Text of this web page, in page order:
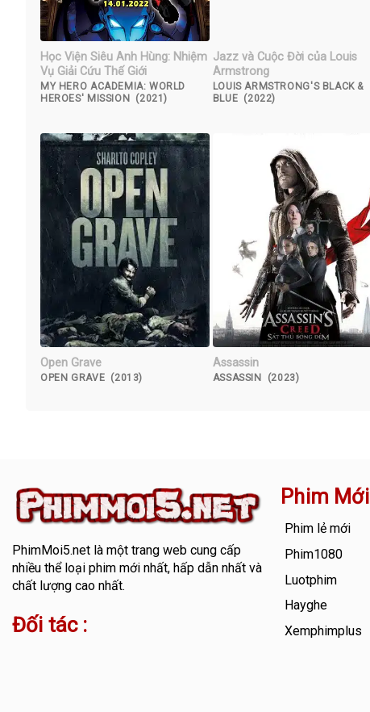
Học Viện Siêu Anh Hùng: Nhiệm
Vụ Giải Cứu Thế Giới
MY HERO ACADEMIA: WORLD
HEROES' MISSION (2021)
Jazz và Cuộc Đời của Louis
Armstrong
LOUIS ARMSTRONG'S BLACK &
BLUE (2022)
Open Grave
OPEN GRAVE (2013)
Assassin
ASSASSIN (2023)
PhimMoi5.netlà một trang web cung cấp
nhiều thể loại phim mới nhất, hấp dẫn nhất và
chất lượng cao nhất.
Đối tác :
Phim Mới
Phim lẻ mới
Phim1080
Luotphim
Hayghe
Xemphimplus